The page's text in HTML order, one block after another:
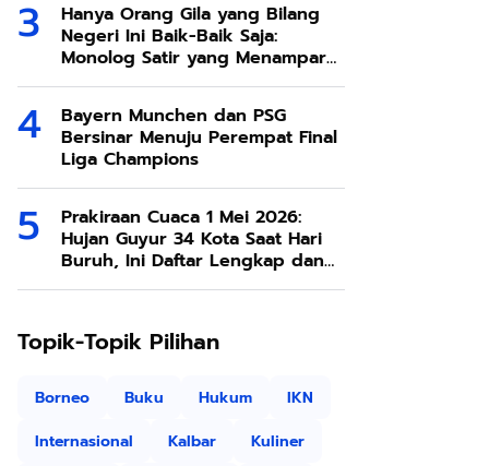
Hanya Orang Gila yang Bilang
Negeri Ini Baik-Baik Saja:
Monolog Satir yang Menampar
Kewarasan Publik di Yogyakarta
Bayern Munchen dan PSG
Bersinar Menuju Perempat Final
Liga Champions
Prakiraan Cuaca 1 Mei 2026:
Hujan Guyur 34 Kota Saat Hari
Buruh, Ini Daftar Lengkap dan
Tips Aman Beraktivitas
Topik-Topik Pilihan
Borneo Buku Hukum
IKN
Internasional
Kalbar
Kuliner